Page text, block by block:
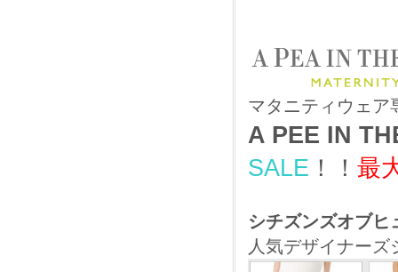
マタニティウェア
A PEE IN
SALE ！！ 最
シチズンズオブヒ
人気デザイナーズ